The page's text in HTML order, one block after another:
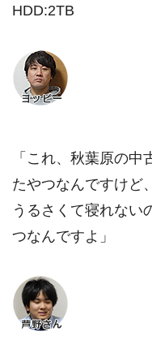
HDD:2TB
「これ、秋葉原の
たやつなんですけど
うるさくて寝れない
つなんですよ」